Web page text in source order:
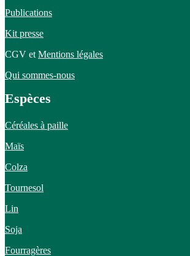
Publications
Kit presse
CGV et Mentions légales
Qui sommes-nous
Espèces
Céréales à paille
Maïs
Colza
Tournesol
Lin
Soja
Fourragères